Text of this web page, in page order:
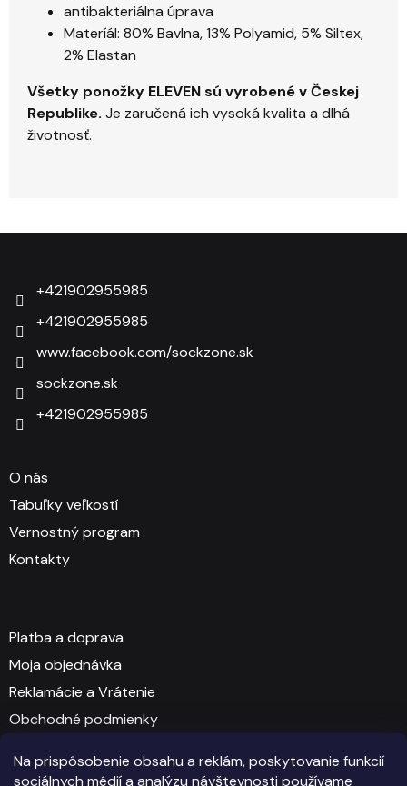
Na prispôsobenie obsahu a reklám, poskytovanie funkcií
sociálnych médií a analýzu návštevnosti používame
antibakteriálna úprava
Materíál: 80% Bavlna, 13% Polyamid, 5% Siltex,
2% Elastan
Všetky ponožky ELEVEN sú vyrobené v Českej
Republike. Je zaručená ich vysoká kvalita a dlhá
životnosť.
+421902955985
+421902955985
www.facebook.com/sockzone.sk
sockzone.sk
+421902955985
O nás
Tabuľky veľkostí
Vernostný program
Kontakty
Platba a doprava
Moja objednávka
Reklamácie a Vrátenie
Obchodné podmienky